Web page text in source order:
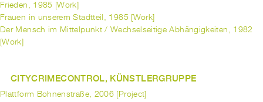
Frieden, 1985 [Work]
Frauen in unserem Stadtteil, 1985 [Work]
Der Mensch im Mittelpunkt / Wechselseitige Abhängigkeiten, 1982
[Work]
CITYCRIMECONTROL, KÜNSTLERGRUPPE
Plattform Bohnenstraße, 2006 [Project]